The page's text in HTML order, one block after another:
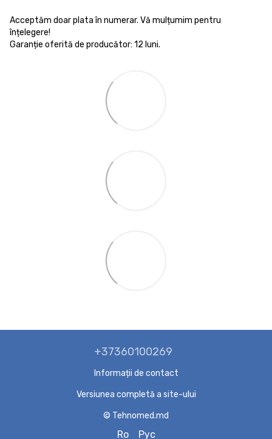
Acceptăm doar plata în numerar. Vă mulțumim pentru
înțelegere!
Garanție oferită de producător: 12 luni.
+37360100269
Informații de contact
Versiunea completă a site-ului
© Tehnomed.md
Ro Рус